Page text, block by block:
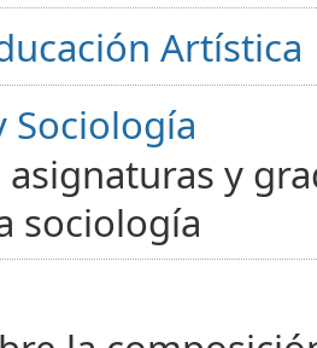
Artística
Sociología
y
sociología